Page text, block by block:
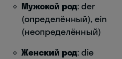
Мужской род: der
(определённый), ein
(неопределённый)
Женский род: die